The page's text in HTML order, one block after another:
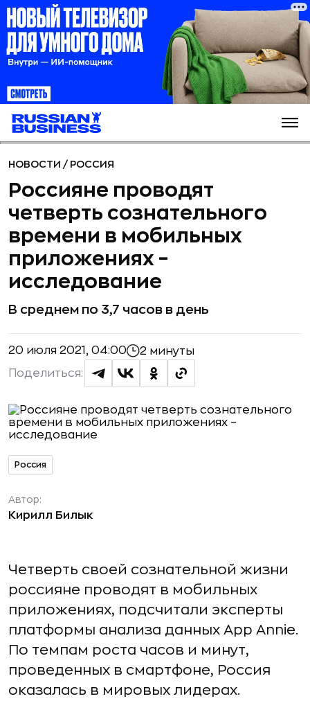
НОВОСТИ / РОССИЯ
Россияне проводят
четверть сознательного
времени в мобильных
приложениях –
исследование
В среднем по 3,7 часов в день
20 июля 2021, 04:00 2 минуты
Поделиться:
Россия
Автор:
Кирилл Билык
Четверть своей сознательной жизни
россияне проводят в мобильных
приложениях, подсчитали эксперты
платформы анализа данных App Annie.
По темпам роста часов и минут,
проведенных в смартфоне, Россия
оказалась в мировых лидерах.